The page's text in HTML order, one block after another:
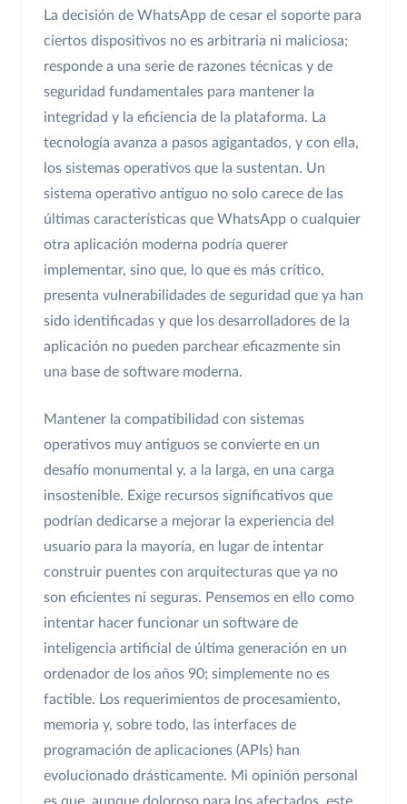
La decisión de WhatsApp de cesar el soporte para
ciertos dispositivos no es arbitraria ni maliciosa;
responde a una serie de razones técnicas y de
seguridad fundamentales para mantener la
integridad y la eficiencia de la plataforma. La
tecnología avanza a pasos agigantados, y con ella,
los sistemas operativos que la sustentan. Un
sistema operativo antiguo no solo carece de las
últimas características que WhatsApp o cualquier
otra aplicación moderna podría querer
implementar, sino que, lo que es más crítico,
presenta vulnerabilidades de seguridad que ya han
sido identificadas y que los desarrolladores de la
aplicación no pueden parchear eficazmente sin
una base de software moderna.
Mantener la compatibilidad con sistemas
operativos muy antiguos se convierte en un
desafío monumental y, a la larga, en una carga
insostenible. Exige recursos significativos que
podrían dedicarse a mejorar la experiencia del
usuario para la mayoría, en lugar de intentar
construir puentes con arquitecturas que ya no
son eficientes ni seguras. Pensemos en ello como
intentar hacer funcionar un software de
inteligencia artificial de última generación en un
ordenador de los años 90; simplemente no es
factible. Los requerimientos de procesamiento,
memoria y, sobre todo, las interfaces de
programación de aplicaciones (APIs) han
evolucionado drásticamente. Mi opinión personal